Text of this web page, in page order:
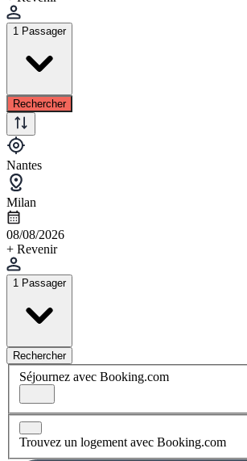
1 Passager
Rechercher
Nantes
Milan
08/08/2026
+ Revenir
1 Passager
Rechercher
Séjournez avec Booking.com
Trouvez un logement avec Booking.com